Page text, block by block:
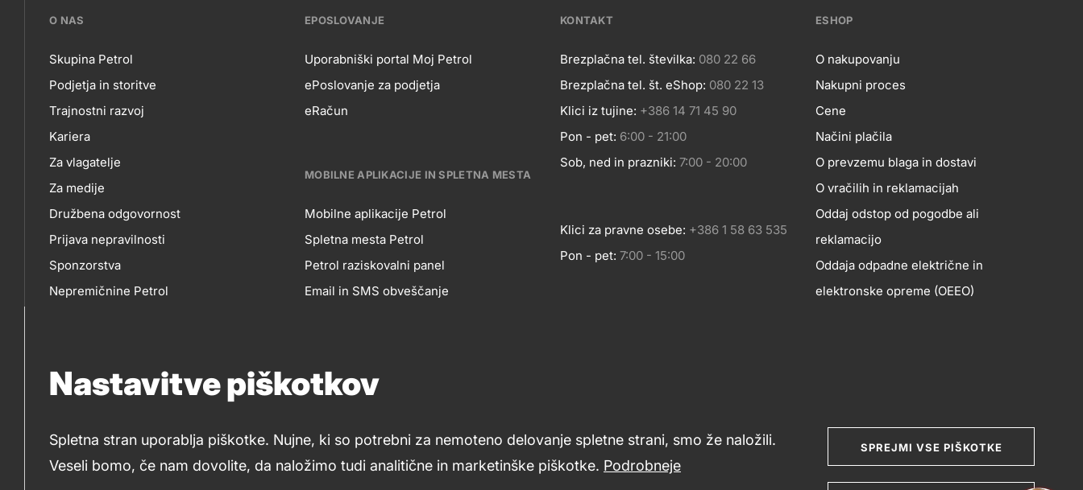
Nastavitve piškotkov
Spletna stran uporablja piškotke. Nujne, ki so potrebni za nemoteno delovanje spletne strani, smo že naložili.
Veseli bomo, če nam dovolite, da naložimo tudi analitične in marketinške piškotke. Podrobneje
SPREJMI VSE PIŠKOTKE
???
petrol-
skupno.footer-
title???
O NAS
O
NAS
Skupina Petrol
Podjetja in storitve
Trajnostni razvoj
Kariera
Za vlagatelje
Za medije
Družbena odgovornost
Prijava nepravilnosti
Sponzorstva
Nepremičnine Petrol
EPOSLOVANJE
EPOSLOVANJE
Uporabniški portal Moj Petrol
ePoslovanje za podjetja
eRačun
MOBILNE APLIKACIJE IN SPLETNA MESTA
MOBILNE
IN
SPLETNA
Mobilne aplikacije Petrol
Spletna mesta Petrol
Petrol raziskovalni panel
Email in SMS obveščanje
Social
media
KONTAKT
Kontakt
Brezplačna tel. številka: 080 22 66
Brezplačna tel. št. eShop: 080 22 13
Klici iz tujine: +386 14 71 45 90
Pon - pet: 6:00 - 21:00
Sob, ned in prazniki: 7:00 - 20:00
Klici za pravne osebe: +386 1 58 63 535
Pon - pet: 7:00 - 15:00
links
ESHOP
eshop
O nakupovanju
Nakupni proces
Cene
Načini plačila
O prevzemu blaga in dostavi
O vračilih in reklamacijah
Oddaj odstop od pogodbe ali
reklamacijo
Oddaja odpadne električne in
elektronske opreme (OEEO)
Varstvo zasebnosti in osebnih podatkov Izvensodno reševanje potrošniških sporov